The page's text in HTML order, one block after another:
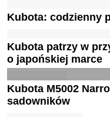
Kubota: codzienny
Kubota patrzy w
o japońskiej marce
Kubota M5002
sadowników